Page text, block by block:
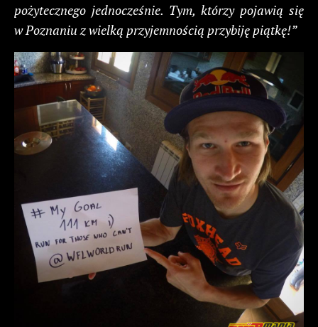
pożytecznego jednocześnie. Tym, którzy pojawią się
w Poznaniu z wielką przyjemnością przybiję piątkę!”